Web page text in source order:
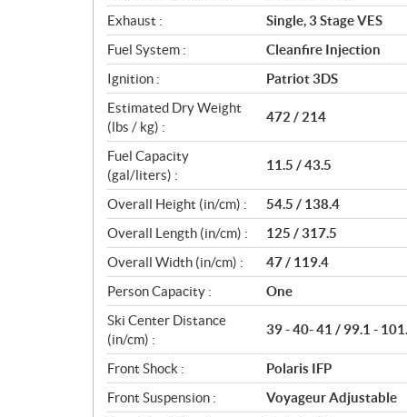
Exhaust :
Single, 3 Stage VES
Fuel System :
Cleanfire Injection
Ignition :
Patriot 3DS
Estimated Dry Weight
(lbs / kg) :
472 / 214
Fuel Capacity
(gal/liters) :
11.5 / 43.5
Overall Height (in/cm) :
54.5 / 138.4
Overall Length (in/cm) :
125 / 317.5
Overall Width (in/cm) :
47 / 119.4
Person Capacity :
One
Ski Center Distance
(in/cm) :
39 - 40- 41 / 99.1 -
Front Shock :
Polaris IFP
Front Suspension :
Voyageur Adjustable